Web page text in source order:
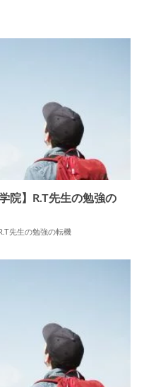
院】R.T先生の勉強の
先生の勉強の転機